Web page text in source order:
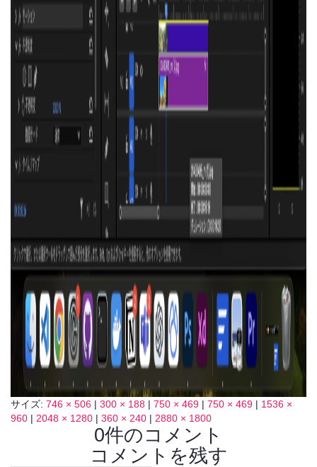
サイズ: 746 × 506 | 300 × 188 | 750 × 469 | 750 × 469 | 1536 ×
960 | 2048 × 1280 | 360 × 240 | 2880 × 1800
0件のコメント
コメントを残す